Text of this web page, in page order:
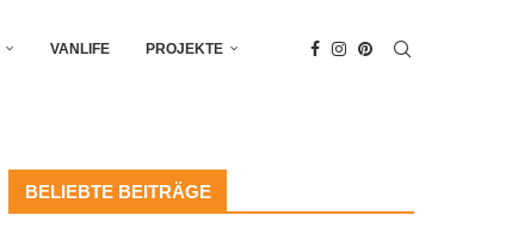
VANLIFE PROJEKTE
BELIEBTE BEITRÄGE